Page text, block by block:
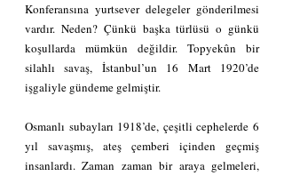
Konferansına yurtsever delegeler gönderilmesi
vardır. Neden? Çünkü başka türlüsü o günkü
koşullarda mümkün değildir. Topyekûn bir
silahlı savaş, İstanbul’un 16 Mart 1920’de
işgaliyle gündeme gelmiştir.
Osmanlı subayları 1918’de, çeşitli cephelerde 6
yıl savaşmış, ateş çemberi içinden geçmiş
insanlardı. Zaman zaman bir araya gelmeleri,